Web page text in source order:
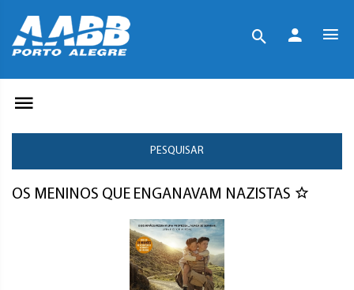
PESQUISAR
OS MENINOS QUE ENGANAVAM NAZISTAS